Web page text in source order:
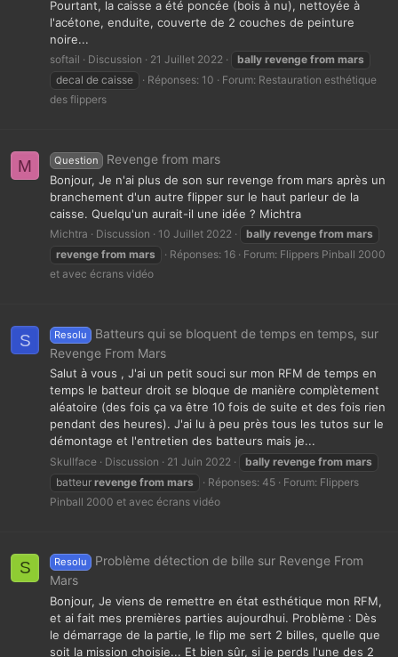
Pourtant, la caisse a été poncée (bois à nu), nettoyée à
l'acétone, enduite, couverte de 2 couches de peinture
noire...
softail Discussion 21 Juillet 2022 bally revenge from mars
decal de caisse
Réponses: 10 Forum: Restauration esthétique
des flippers
M Question Revenge from mars
Bonjour, Je n'ai plus de son sur revenge from mars après un
branchement d'un autre flipper sur le haut parleur de la
caisse. Quelqu'un aurait-il une idée ? Michtra
Michtra Discussion 10 Juillet 2022 bally revenge from mars
revenge from mars Réponses: 16 Forum: Flippers Pinball 2000
et avec écrans vidéo
S Resolu
Batteurs qui se bloquent de temps en temps, sur
Revenge From Mars
Salut à vous , J'ai un petit souci sur mon RFM de temps en
temps le batteur droit se bloque de manière complètement
aléatoire (des fois ça va être 10 fois de suite et des fois rien
pendant des heures). J'ai lu à peu près tous les tutos sur le
démontage et l'entretien des batteurs mais je...
Skullface Discussion 21 Juin 2022 bally revenge from mars
batteur revenge from mars Réponses: 45 Forum: Flippers
Pinball 2000 et avec écrans vidéo
S Resolu
Problème détection de bille sur Revenge From
Mars
Bonjour, Je viens de remettre en état esthétique mon RFM,
et ai fait mes premières parties aujourdhui. Problème : Dès
le démarrage de la partie, le flip me sert 2 billes, quelle que
soit la mission choisie... Et bien sûr, si je perds l'une des 2